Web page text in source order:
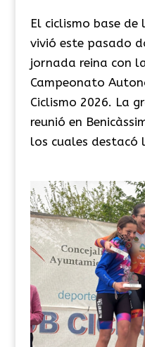
El ciclismo base
vivió este pasado
jornada reina con
Campeonato
Ciclismo 2026. La
reunió en
los cuales destacó